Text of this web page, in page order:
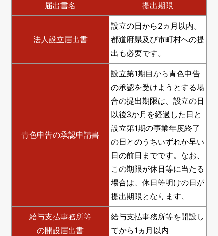
届出書名 提出期限
法人設立届出書
設立の日から2ヵ月以内。
都道府県及び市町村への提
出も必要です。
青色申告の承認申請書
設立第1期目から青色申告
の承認を受けようとする場
合の提出期限は、設立の日
以後3か月を経過した日と
設立第1期の事業年度終了
の日とのうちいずれか早い
日の前日までです。なお、
この期限が休日等に当たる
場合は、休日等明けの日が
提出期限となります。
給与支払事務所等
の開設届出書
給与支払事務所等を開設し
てから1ヵ月以内